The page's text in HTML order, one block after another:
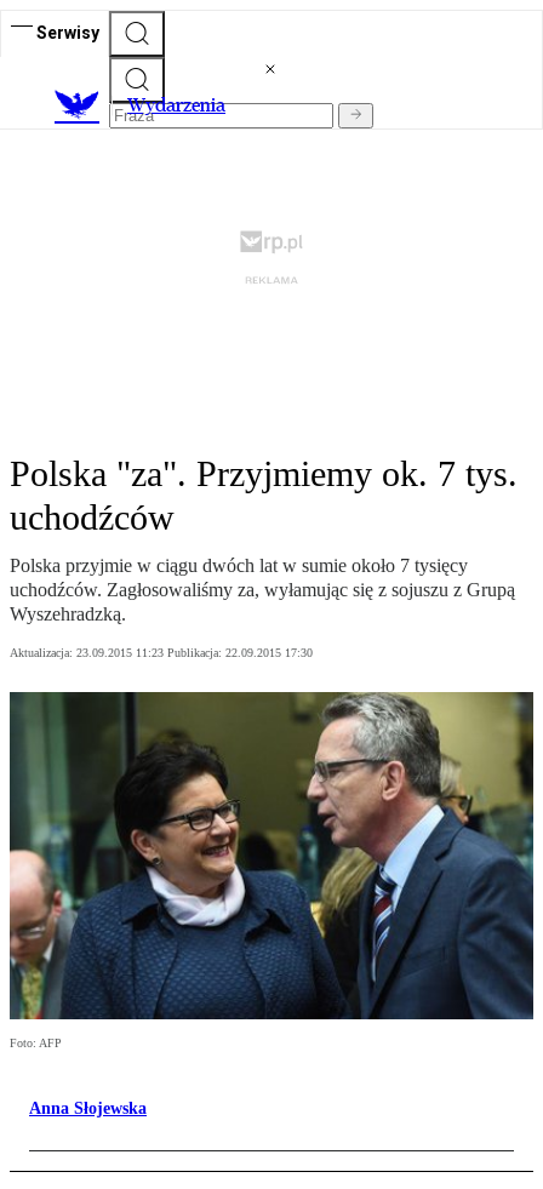
Serwisy
Wydarzenia
Polska "za". Przyjmiemy ok. 7 tys.
uchodźców
Polska przyjmie w ciągu dwóch lat w sumie około 7 tysięcy
uchodźców. Zagłosowaliśmy za, wyłamując się z sojuszu z Grupą
Wyszehradzką.
Aktualizacja: 23.09.2015 11:23 Publikacja: 22.09.2015 17:30
Foto: AFP
Anna Słojewska